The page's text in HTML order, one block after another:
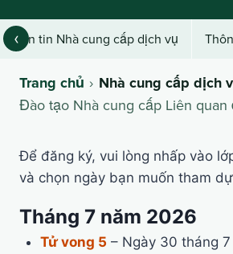
Trang chủ Nhà cung cấp dịch
Đào tạo Nhà cung cấp Liên
Bản tin Nhà cung cấp dịch vụ
‹
Để đăng ký, vui lòng nhấp vào
và chọn ngày bạn muốn tham
Tháng 7 năm 2026
Tử vong 5 – Ngày 30 tháng